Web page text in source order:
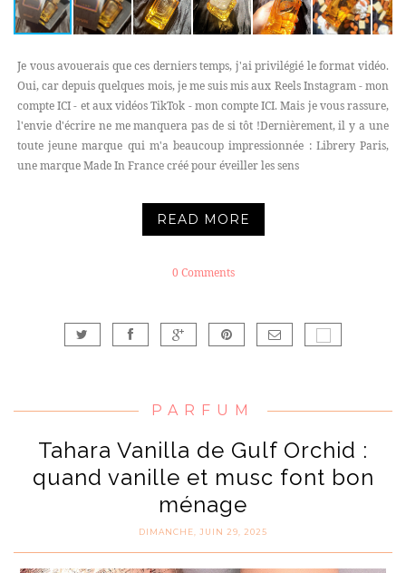
Je vous avouerais que ces derniers temps, j'ai privilégié le format vidéo.
Oui, car depuis quelques mois, je me suis mis aux Reels Instagram - mon
compte ICI - et aux vidéos TikTok - mon compte ICI. Mais je vous rassure,
l'envie d'écrire ne me manquera pas de si tôt !Dernièrement, il y a une
toute jeune marque qui m'a beaucoup impressionnée : Librery Paris,
une marque Made In France créé pour éveiller les sens
READ MORE
0 Comments
PARFUM
Tahara Vanilla de Gulf Orchid :
quand vanille et musc font bon
ménage
DIMANCHE, JUIN 29, 2025